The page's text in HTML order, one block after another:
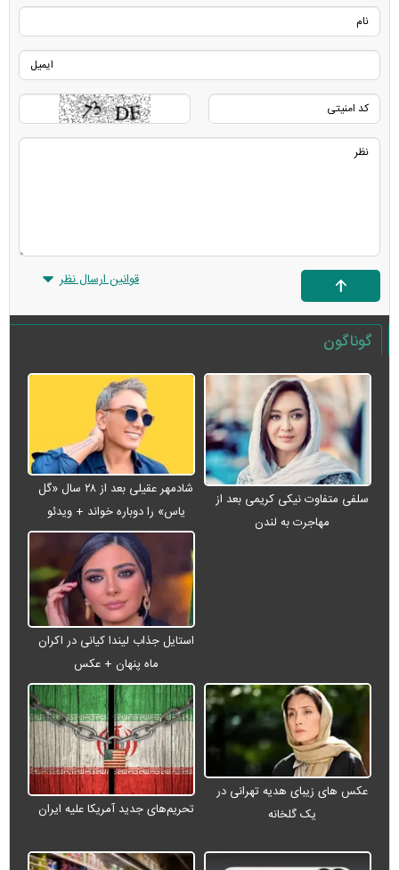
قوانین ارسال نظر
گوناگون
سلفی متفاوت نیکی کریمی بعد از
مهاجرت به لندن
شادمهر عقیلی بعد از ۲۸ سال «گل
یاس» را دوباره خواند + ویدئو
استایل جذاب لیندا کیانی در اکران
ماه پنهان + عکس
عکس های زیبای هدیه تهرانی در
یک گلخانه
تحریم‌های جدید آمریکا علیه ایران